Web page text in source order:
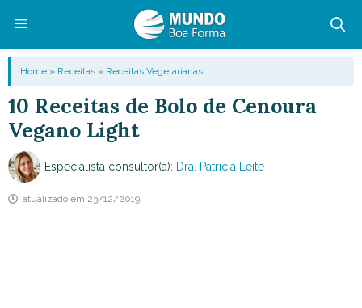
conteúdo
Menu
Home » Receitas » Receitas Vegetarianas
10 Receitas de Bolo de Cenoura
Vegano Light
Especialista consultor(a): Dra. Patricia Leite
atualizado em 23/12/2019